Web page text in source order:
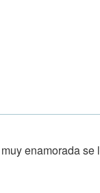
enamorada